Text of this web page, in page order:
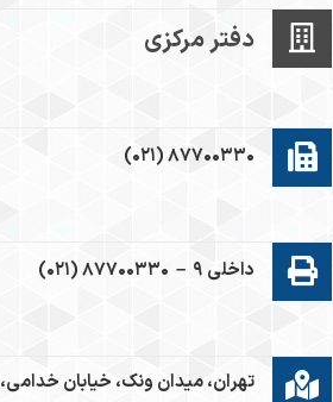
دفتر مرکزی
(۰۲۱) ۸۷۷۰۰۳۳۰
(۰۲۱) ۸۷۷۰۰۳۳۰ – داخلی ۹
تهران، میدان ونک، خیابان خدامی،